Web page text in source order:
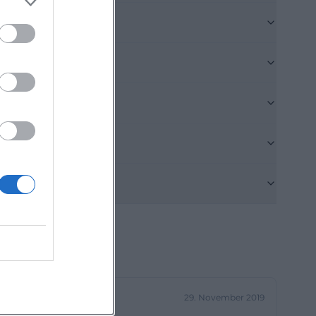
sich am
sowie in
zeigen
während
Tür. Viele
Konzerte,
Anlässe
29. November 2019